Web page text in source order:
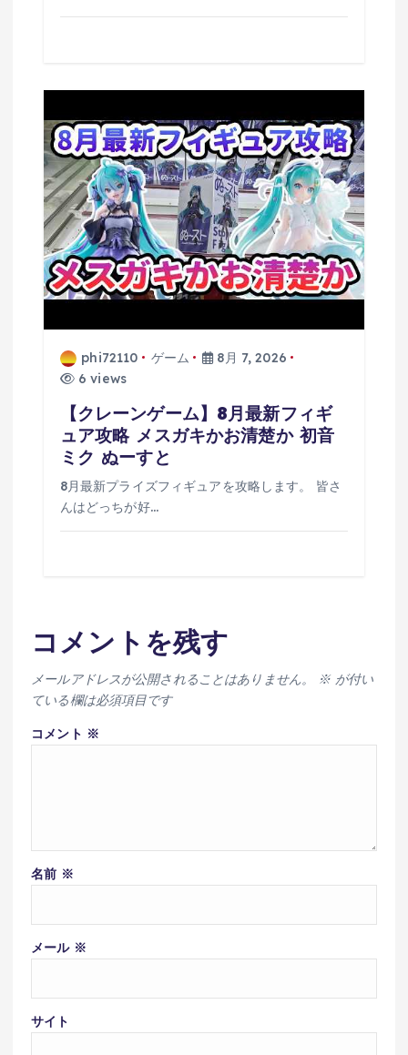
phi72110 ゲーム
8月 7, 2026
6 views
【クレーンゲーム】8月最新フィギ
ュア攻略 メスガキかお清楚か 初音
ミク ぬーすと
8月最新プライズフィギュアを攻略します。 皆さ
んはどっちが好…
コメントを残す
メールアドレスが公開されることはありません。 ※が付い
ている欄は必須項目です
コメント ※
名前 ※
メール ※
サイト